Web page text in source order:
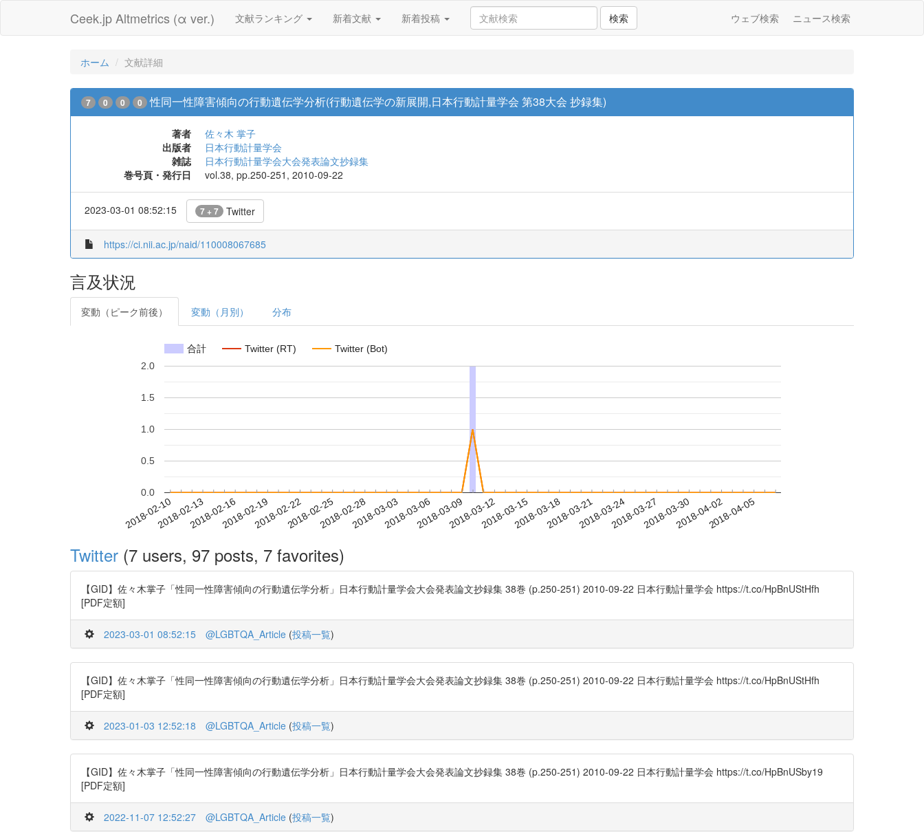
Ceek.jp Altmetrics (α ver.) 文献ランキング 新着文献 新着投稿 検索 ウェブ検索 ニュース検索
ホーム 文献詳細
7 0 0 0 性同一性障害傾向の行動遺伝学分析(行動遺伝学の新展開,日本行動計量学会 第38大会 抄録集)
著者
佐々木 掌子
出版者
日本行動計量学会
雑誌
日本行動計量学会大会発表論文抄録集
巻号頁・発行日
vol.38, pp.250-251, 2010-09-22
2023-03-01 08:52:15 7 + 7 Twitter
https://ci.nii.ac.jp/naid/110008067685
言及状況
変動（ピーク前後） 変動（月別） 分布
合計 Twitter (RT) Twitter (Bot)
2018-02-102018-02-132018-02-162018-02-192018-02-222018-02-252018-02-282018-03-032018-03-062018-03-092018-03-122018-03-152018-03-182018-03-212018-03-242018-03-272018-03-302018-04-022018-04-05
0.0
0.5
1.0
1.5
2.0
Twitter (7 users, 97 posts, 7 favorites)
【GID】佐々木掌子「性同一性障害傾向の行動遺伝学分析」日本行動計量学会大会発表論文抄録集 38巻 (p.250-251) 2010-09-22 日本行動計量学会 https://t.co/HpBnUStHfh
[PDF定額]
2023-03-01 08:52:15 @LGBTQA_Article (投稿一覧)
【GID】佐々木掌子「性同一性障害傾向の行動遺伝学分析」日本行動計量学会大会発表論文抄録集 38巻 (p.250-251) 2010-09-22 日本行動計量学会 https://t.co/HpBnUStHfh
[PDF定額]
2023-01-03 12:52:18 @LGBTQA_Article (投稿一覧)
【GID】佐々木掌子「性同一性障害傾向の行動遺伝学分析」日本行動計量学会大会発表論文抄録集 38巻 (p.250-251) 2010-09-22 日本行動計量学会 https://t.co/HpBnUSby19
[PDF定額]
2022-11-07 12:52:27 @LGBTQA_Article (投稿一覧)